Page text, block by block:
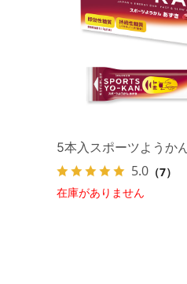
5本入スポーツようか
5.0 （7）
在庫がありません